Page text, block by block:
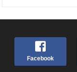
Facebook